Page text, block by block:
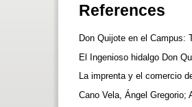
References
Don Quijote en el
El Ingenioso hidalgo Don
La imprenta y el comercio
Cano Vela, Ángel